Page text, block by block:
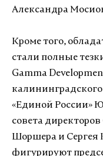
Александра
Кроме того,
стали полные
Gamma
«Единой России»
совета
Шоршера и Сергея
фигурируют